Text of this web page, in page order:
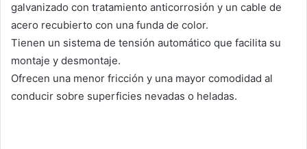
galvanizado con tratamiento anticorrosión y un cable de
acero recubierto con una funda de color.
Tienen un sistema de tensión automático que facilita su
montaje y desmontaje.
Ofrecen una menor fricción y una mayor comodidad al
conducir sobre superficies nevadas o heladas.